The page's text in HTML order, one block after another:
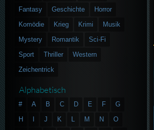
Fantasy
Geschichte
Horror
Komödie
Krieg Krimi
Musik
Mystery
Romantik
Sci-Fi
Sport
Thriller
Western
Zeichentrick
Alphabetisch
# A B C D E F
G
H
J K L M N
O